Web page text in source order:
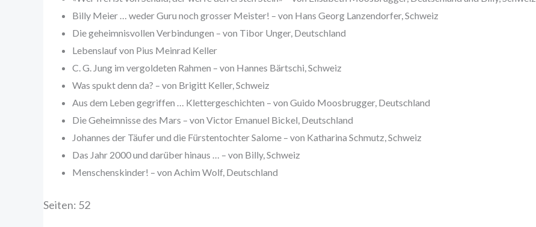
Billy Meier … weder Guru noch grosser Meister! – von Hans Georg Lanzendorfer, Schweiz
Die geheimnisvollen Verbindungen – von Tibor Unger, Deutschland
Lebenslauf von Pius Meinrad Keller
C. G. Jung im vergoldeten Rahmen – von Hannes Bärtschi, Schweiz
Was spukt denn da? – von Brigitt Keller, Schweiz
Aus dem Leben gegriffen … Klettergeschichten – von Guido Moosbrugger, Deutschland
Die Geheimnisse des Mars – von Victor Emanuel Bickel, Deutschland
Johannes der Täufer und die Fürstentochter Salome – von Katharina Schmutz, Schweiz
Das Jahr 2000 und darüber hinaus … – von Billy, Schweiz
Menschenskinder! – von Achim Wolf, Deutschland
Seiten: 52